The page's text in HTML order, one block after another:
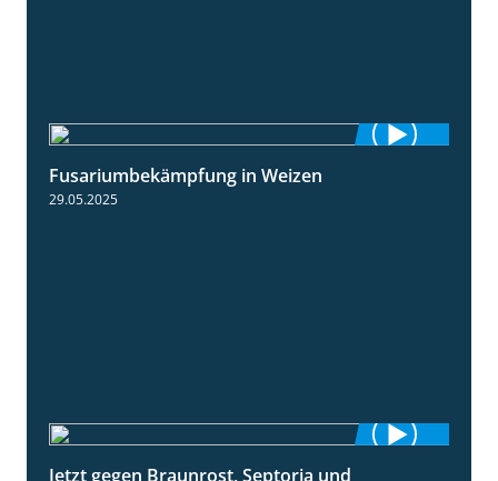
Fusariumbekämpfung in Weizen
29.05.2025
Jetzt gegen Braunrost, Septoria und